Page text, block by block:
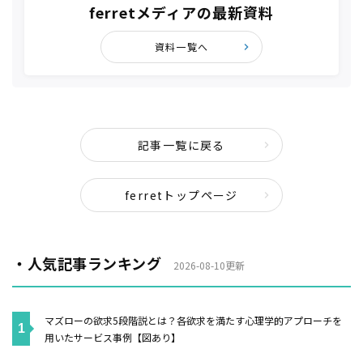
ferretメディアの最新資料
資料一覧へ
記事一覧に戻る
ferretトップページ
・人気記事ランキング 2026-08-10更新
マズローの欲求5段階説とは？各欲求を満たす心理学的アプローチを
用いたサービス事例【図あり】